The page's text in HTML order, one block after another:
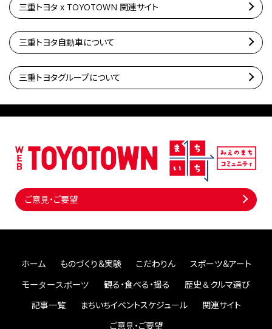
三重トヨタ x TOYOTOWN 関連サイト
三重トヨタ自動車について
三重トヨタグループについて
ご意見・ご要望
ホーム ものづくり＆実験 こだわりん
スポーツ＆アート
モータースポーツ
観る・食べる・撮る
歴史＆クルマ選び
記事一覧
まちいちイベントスケジュール
関連サイト
ご意見・ご要望